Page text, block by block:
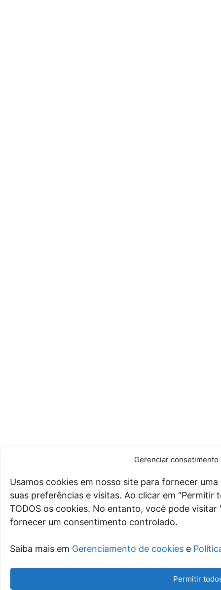
Gerenciar consetimento
Usamos cookies em nosso site para fornecer
suas preferências e visitas. Ao clicar em “Permitir
TODOS os cookies. No entanto, você pode
fornecer um consentimento controlado.
Saiba mais em Gerenciamento de cookies e
Permitir